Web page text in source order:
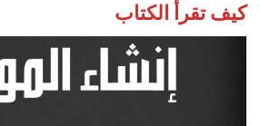
كيف تقرأ الكتاب